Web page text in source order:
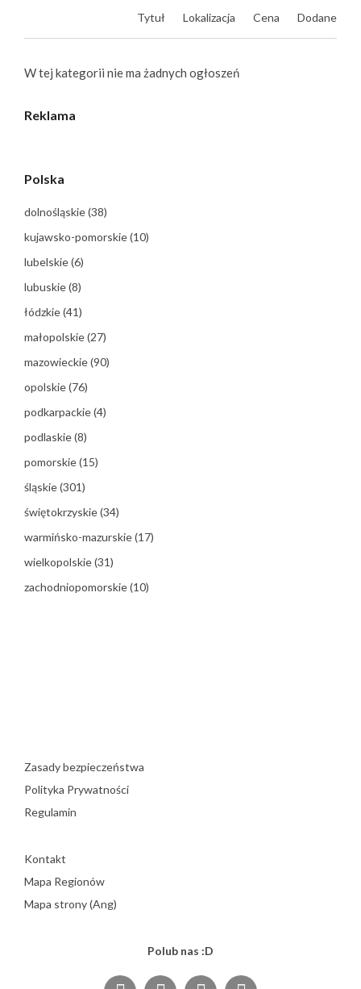
Tytuł Lokalizacja Cena Dodane
W tej kategorii nie ma żadnych ogłoszeń
Reklama
Polska
dolnośląskie(38)
kujawsko-pomorskie(10)
lubelskie(6)
lubuskie(8)
łódzkie(41)
małopolskie(27)
mazowieckie(90)
opolskie(76)
podkarpackie(4)
podlaskie(8)
pomorskie(15)
śląskie(301)
świętokrzyskie(34)
warmińsko-mazurskie(17)
wielkopolskie(31)
zachodniopomorskie(10)
Zasady bezpieczeństwa
Polityka Prywatności
Regulamin
Kontakt
Mapa Regionów
Mapa strony (Ang)
Polub nas :D